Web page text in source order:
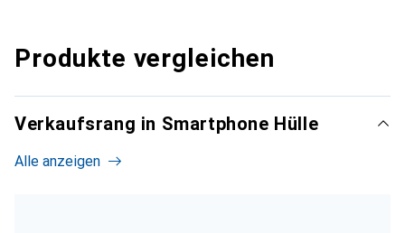
Produkte vergleichen
Verkaufsrang in Smartphone Hülle
Alle anzeigen